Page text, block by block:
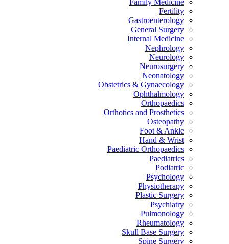
Family Medicine
Fertility
Gastroenterology
General Surgery
Internal Medicine
Nephrology
Neurology
Neurosurgery
Neonatology
Obstetrics & Gynaecology
Ophthalmology
Orthopaedics
Orthotics and Prosthetics
Osteopathy
Foot & Ankle
Hand & Wrist
Paediatric Orthopaedics
Paediatrics
Podiatric
Psychology
Physiotherapy
Plastic Surgery
Psychiatry
Pulmonology
Rheumatology
Skull Base Surgery
Spine Surgery